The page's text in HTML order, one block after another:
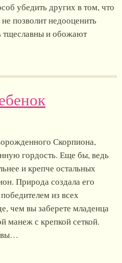
убедить других в том, что
позволит недооценить
тщеславны и обожают
Скорпиона,
гордость. Еще бы, ведь
и крепче остальных
Природа создала его
из всех
чем вы заберете младенца
манеж с крепкой сеткой.
вы…